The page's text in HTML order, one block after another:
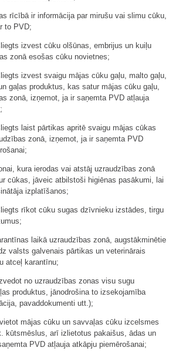
rīcībā ir informācija par mirušu vai slimu cūku,
to PVD;
izvest cūku olšūnas, embrijus un kuiļu
zonā esošas cūku novietnes;
izvest svaigu mājas cūku gaļu, malto gaļu,
gaļas produktus, kas satur mājas cūku gaļu,
zonā, izņemot, ja ir saņemta PVD atļauja
laist pārtikas apritē svaigu mājas cūkas
zonā, izņemot, ja ir saņemta PVD
kura ierodas vai atstāj uzraudzības zonā
cūkas, jāveic atbilstoši higiēnas pasākumi, lai
izplatīšanos;
rīkot cūku sugas dzīvnieku izstādes, tirgu
laikā uzraudzības zonā, augstākminētie
valsts galvenais pārtikas un veterinārais
atceļ karantīnu;
no uzraudzības zonas visu sugu
produktus, jānodrošina to izsekojamība
pavaddokumenti utt.);
mājas cūku un savvaļas cūku izcelsmes
kūtsmēslus, arī izlietotus pakaišus, ādas un
PVD atļauja atkāpju piemērošanai;